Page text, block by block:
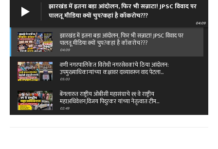
झारखंड में इतना बड़ा आंदोलन, फिर भी सन्नाटा! JPSC विवाद पर
पालतू मीडिया क्यों चुप?कहां है कॉकरोच???
04:09
झारखंड में इतना बड़ा आंदोलन, फिर भी सन्नाटा! JPSC विवाद पर
पालतू मीडिया क्यों चुप?कहां है कॉकरोच???
04:09
वणी नगरपालिकेत विरोधी नगरसेवकांचे ठिया आंदोलन:
उपमुख्याधिकाऱ्यांच्या कक्षावर दाव्यावरून वाद पेटला...
05:03
बेंगलारुत राष्ट्रीय ओबीसी महासंघाचे ११ वे राष्ट्रीय
महाअधिवेशन,विजय पिदुरकर यांच्या नेतृत्वात टीम…
02:49